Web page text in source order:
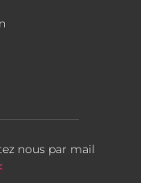
nous par mail